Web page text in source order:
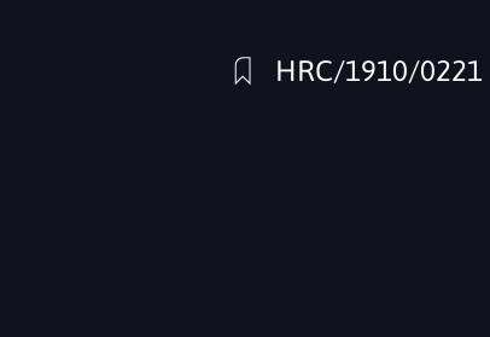
HRC/1910/0221